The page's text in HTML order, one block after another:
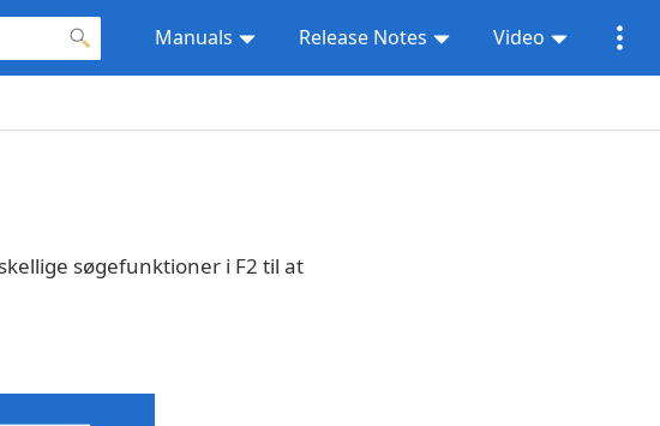
Manuals Release Notes Video
søgefunktioner i F2 til at